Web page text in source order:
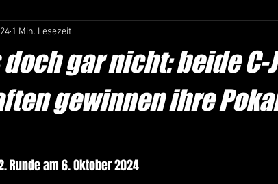
doch gar nicht: beide
gewinnen ihre
1 Min. Lesezeit
Runde am 6. Oktober 2024